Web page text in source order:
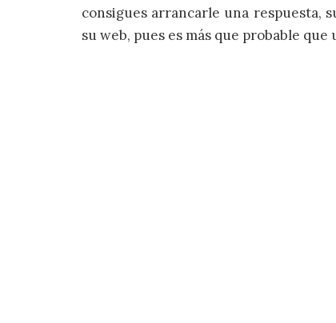
consigues arrancarle una respuesta,
su web, pues es más que probable